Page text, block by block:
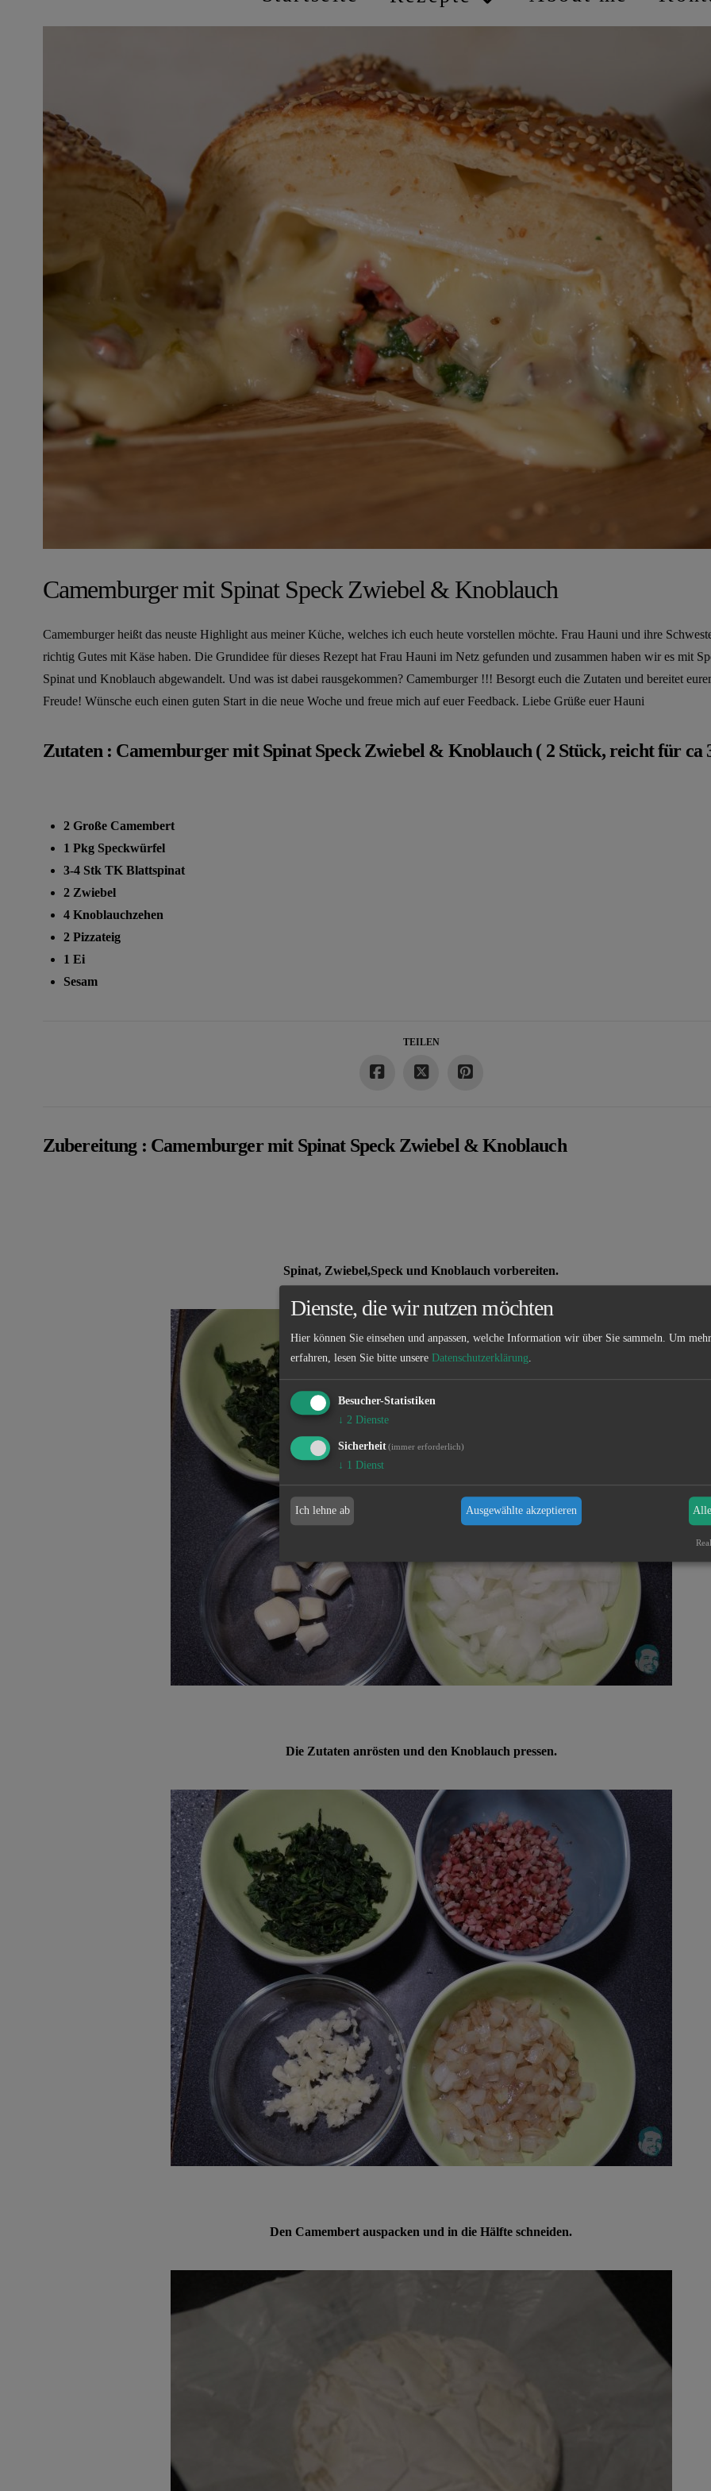
Camemburger mit Spinat Speck Zwiebel & Knoblauch
Camemburger heißt das neuste Highlight aus meiner Küche, welches ich euch heute vorstellen möchte. Frau Hauni und ihre
richtig Gutes mit Käse haben. Die Grundidee für dieses Rezept hat Frau Hauni im Netz gefunden und zusammen haben wir es mit
Spinat und Knoblauch abgewandelt. Und was ist dabei rausgekommen? Camemburger !!! Besorgt euch die Zutaten und bereitet
Freude! Wünsche euch einen guten Start in die neue Woche und freue mich auf euer Feedback. Liebe Grüße euer Hauni
Zutaten : Camemburger mit Spinat Speck Zwiebel & Knoblauch ( 2 Stück, reicht für ca
2 Große Camembert
1 Pkg Speckwürfel
3-4 Stk TK Blattspinat
2 Zwiebel
4 Knoblauchzehen
2 Pizzateig
1 Ei
Sesam
TEILEN
Zubereitung : Camemburger mit Spinat Speck Zwiebel & Knoblauch
Spinat, Zwiebel,Speck und Knoblauch vorbereiten.
Die Zutaten anrösten und den Knoblauch pressen.
Den Camembert auspacken und in die Hälfte schneiden.
Dienste, die wir nutzen möchten
Hier können Sie einsehen und anpassen, welche Information wir über Sie sammeln. Um
erfahren, lesen Sie bitte unsere Datenschutzerklärung
Besucher-Statistiken
↓ 2 Dienste
Sicherheit(immer erforderlich)
↓ 1 Dienst
Ich lehne ab Ausgewählte akzeptieren